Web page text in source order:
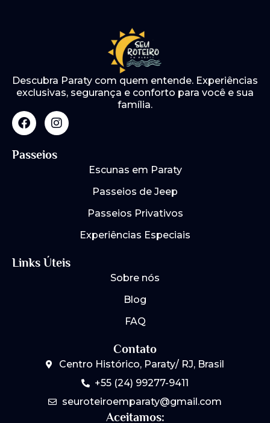
Descubra Paraty com quem entende. Experiências
exclusivas, segurança e conforto para você e sua
família.
F
a
e
I
n
t
Passeios
Escunas em Paraty
Passeios de Jeep
Passeios Privativos
Experiências Especiais
Links Úteis
Sobre nós
Blog
FAQ
Contato
Centro Histórico, Paraty/ RJ, Brasil
+55 (24) 99277-9411
seuroteiroemparaty@gmail.com
Aceitamos: